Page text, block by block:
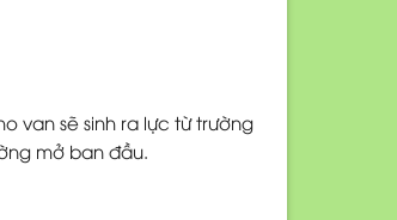
van sẽ sinh ra lực từ trường
mở ban đầu.